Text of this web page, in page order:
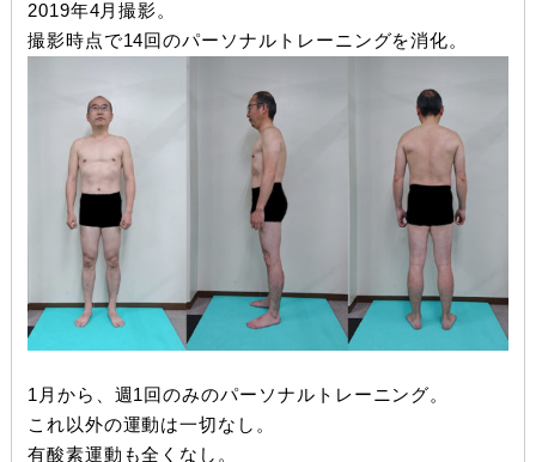
2019年4月撮影。
撮影時点で14回のパーソナルトレーニングを消化。
1月から、週1回のみのパーソナルトレーニング。
これ以外の運動は一切なし。
有酸素運動も全くなし。